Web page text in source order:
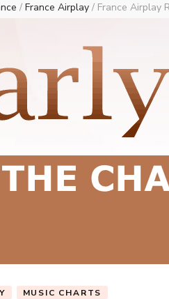
/ France Airplay / France Airplay
MUSIC CHARTS